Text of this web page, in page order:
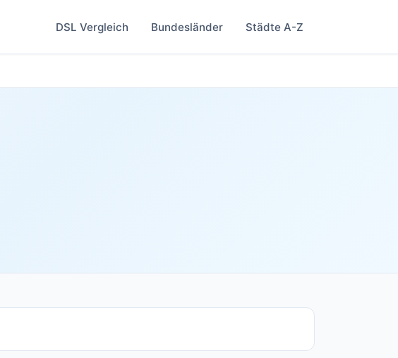
DSL Vergleich Bundesländer Städte A-Z